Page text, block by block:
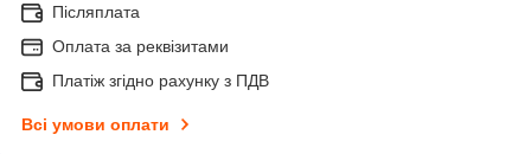
Післяплата
Оплата за реквізитами
Платіж згідно рахунку з ПДВ
Всі умови оплати